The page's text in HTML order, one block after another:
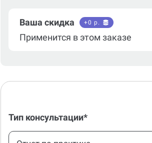
Ваша скидка +0 р.
Применится в этом заказе
Тип консультации*